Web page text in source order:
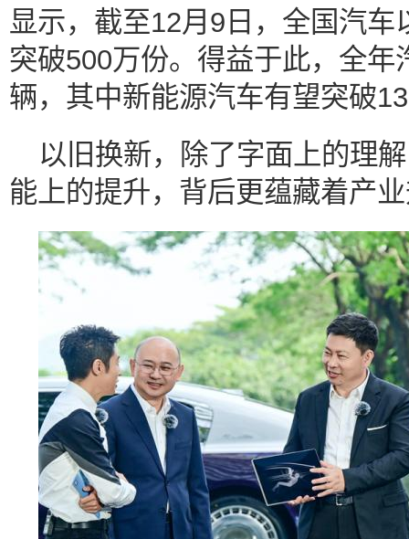
显示，截至12月9日，全国汽
突破500万份。得益于此，全年
辆，其中新能源汽车有望突破
以旧换新，除了字面上的理
能上的提升，背后更蕴藏着产